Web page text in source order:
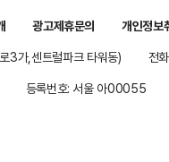
광고제휴문의
개인정보
3가,센트럴파크 타워동)
전
등록번호: 서울 아00055